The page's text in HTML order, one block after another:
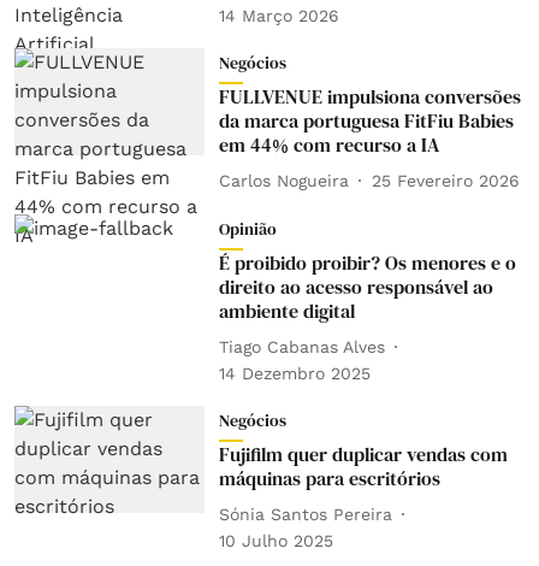
14 Março 2026
Negócios
FULLVENUE impulsiona conversões
da marca portuguesa FitFiu Babies
em 44% com recurso a IA
Carlos Nogueira 25 Fevereiro 2026
Opinião
É proibido proibir? Os menores e o
direito ao acesso responsável ao
ambiente digital
Tiago Cabanas Alves
14 Dezembro 2025
Negócios
Fujifilm quer duplicar vendas com
máquinas para escritórios
Sónia Santos Pereira
10 Julho 2025